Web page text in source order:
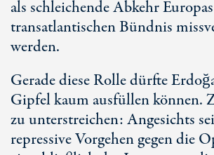
als schleichende Abkehr
transatlantischen Bündnis
werden.
Gerade diese Rolle dürfte
Gipfel kaum ausfüllen können.
zu unterstreichen: Angesichts
repressive Vorgehen gegen die